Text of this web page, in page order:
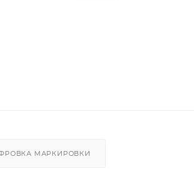
МАРКИРОВКИ